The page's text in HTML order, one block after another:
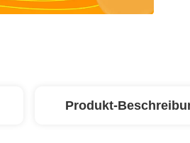
Produkt-